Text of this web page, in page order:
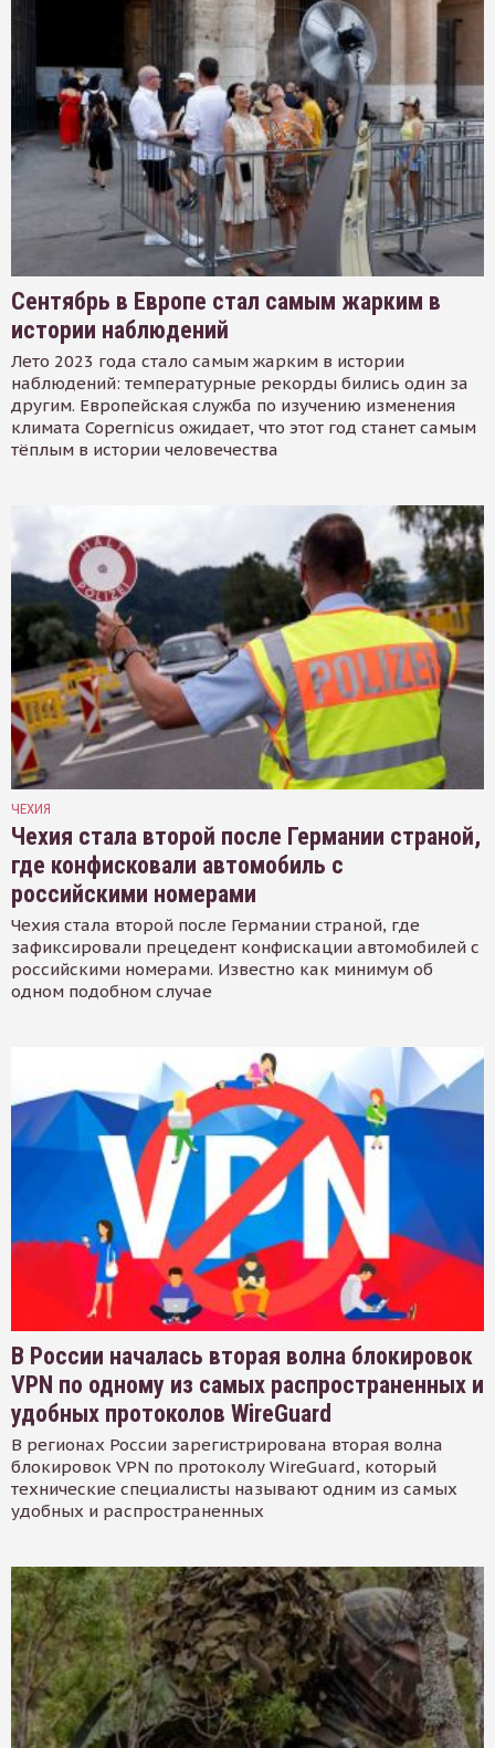
Сентябрь в Европе стал самым жарким в
истории наблюдений
Лето 2023 года стало самым жарким в истории
наблюдений: температурные рекорды бились один за
другим. Европейская служба по изучению изменения
климата Copernicus ожидает, что этот год станет самым
тёплым в истории человечества
ЧЕХИЯ
Чехия стала второй после Германии страной,
где конфисковали автомобиль с
российскими номерами
Чехия стала второй после Германии страной, где
зафиксировали прецедент конфискации автомобилей с
российскими номерами. Известно как минимум об
одном подобном случае
В России началась вторая волна блокировок
VPN по одному из самых распространенных и
удобных протоколов WireGuard
В регионах России зарегистрирована вторая волна
блокировок VPN по протоколу WireGuard, который
технические специалисты называют одним из самых
удобных и распространенных